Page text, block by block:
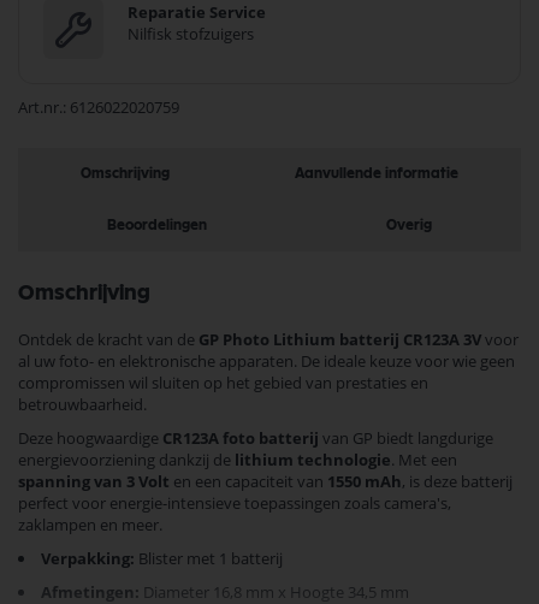
Reparatie Service
Nilfisk stofzuigers
Art.nr. 6126022020759
Omschrijving Aanvullende informatie
Beoordelingen Overig
Omschrijving
Ontdek de kracht van de GP Photo Lithium batterij CR123A 3Vvoor
al uw foto- en elektronische apparaten. De ideale keuze voor wie geen
compromissen wil sluiten op het gebied van prestaties en
betrouwbaarheid.
Deze hoogwaardige CR123A foto batterij van GP biedt langdurige
energievoorziening dankzij de lithium technologie. Met een
spanning van 3 Volt en een capaciteit van 1550 mAh, is deze batterij
perfect voor energie-intensieve toepassingen zoals camera's,
zaklampen en meer.
Verpakking: Blister met 1 batterij
Afmetingen: Diameter 16,8 mm x Hoogte 34,5 mm